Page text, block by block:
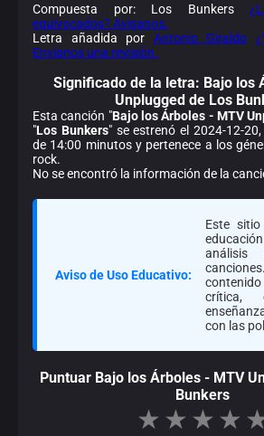
Compuesta por: Los Bunkers
equivocados? Avísanos.
Letra añadida por Antonio Giraldo
Envíanos una revisión.
Significado de la letra: Bajo los
Unplugged de Los
Esta canción "Bajo los Árboles - MTV
"Los Bunkers" se estrenó el 2024-12-
de 14:00 minutos y pertenece a los
rock.
No se encontró la información de la
Aviso de Uso Educativo:
Este
crítica,
con las
Puntuar Bajo los Árboles - MTV
Bunkers
★ ★ ★ ★